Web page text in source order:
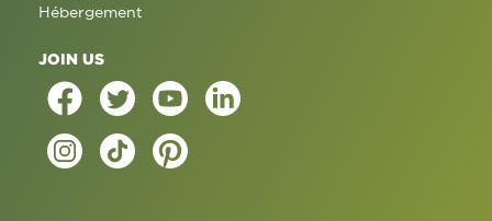
Hébergement
JOIN US